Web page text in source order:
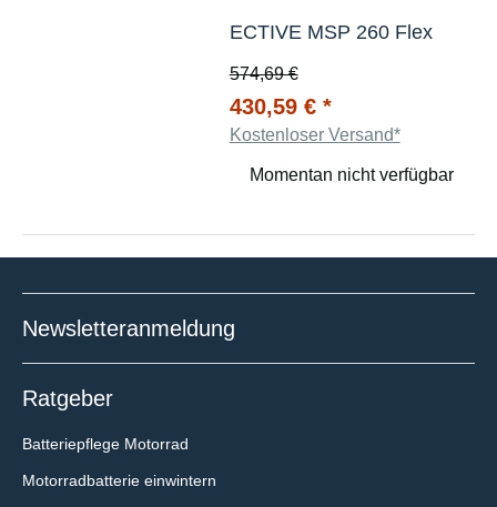
ECTIVE MSP 260 Flex
574,69 €
430,59 € *
Kostenloser Versand*
Momentan nicht verfügbar
Newsletteranmeldung
Ratgeber
Batteriepflege Motorrad
Motorradbatterie einwintern